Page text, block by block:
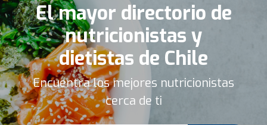
El mayor directorio de
nutricionistas y
dietistas de Chile
Encuentra los mejores nutricionistas
cerca de ti